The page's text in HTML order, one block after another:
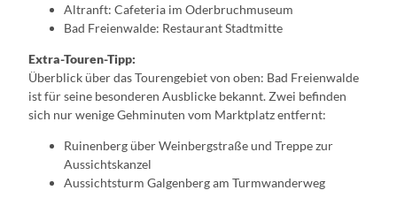
Altranft: Cafeteria im Oderbruchmuseum
Bad Freienwalde: Restaurant Stadtmitte
Extra-Touren-Tipp:
Überblick über das Tourengebiet von oben: Bad Freienwalde
ist für seine besonderen Ausblicke bekannt. Zwei befinden
sich nur wenige Gehminuten vom Marktplatz entfernt:
Ruinenberg über Weinbergstraße und Treppe zur
Aussichtskanzel
Aussichtsturm Galgenberg am Turmwanderweg